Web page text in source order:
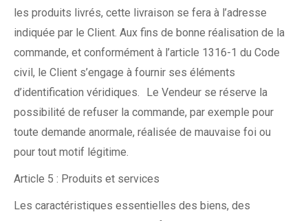
les produits livrés, cette livraison se fera à l’adresse
indiquée par le Client. Aux fins de bonne réalisation de la
commande, et conformément à l’article 1316-1 du Code
civil, le Client s’engage à fournir ses éléments
d’identification véridiques. Le Vendeur se réserve la
possibilité de refuser la commande, par exemple pour
toute demande anormale, réalisée de mauvaise foi ou
pour tout motif légitime.
Article 5 : Produits et services
Les caractéristiques essentielles des biens, des